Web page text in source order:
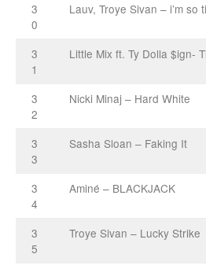
3
0
Lauv, Troye Sivan – i’m so
3
1
Little Mix ft. Ty Dolla $ign-
3
2
Nicki Minaj – Hard White
3
3
Sasha Sloan – Faking It
3
4
Aminé – BLACKJACK
3
5
Troye Sivan – Lucky Strike